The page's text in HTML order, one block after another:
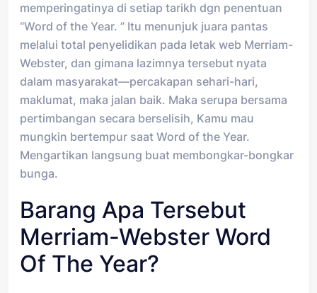
memperingatinya di setiap tarikh dgn penentuan
“Word of the Year. ” Itu menunjuk juara pantas
melalui total penyelidikan pada letak web Merriam-
Webster, dan gimana lazimnya tersebut nyata
dalam masyarakat—percakapan sehari-hari,
maklumat, maka jalan baik. Maka serupa bersama
pertimbangan secara berselisih, Kamu mau
mungkin bertempur saat Word of the Year.
Mengartikan langsung buat membongkar-bongkar
bunga.
Barang Apa Tersebut
Merriam-Webster Word
Of The Year?